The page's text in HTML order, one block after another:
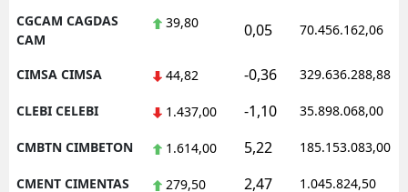
CGCAM CAGDAS
CAM
39,80 0,05 70.456.162,06
CIMSA CIMSA 44,82 -0,36 329.636.288,88
CLEBI CELEBI 1.437,00 -1,10 35.898.068,00
CMBTN CIMBETON 1.614,00 5,22 185.153.083,00
CMENT CIMENTAS 279,50 2,47 1.045.824,50